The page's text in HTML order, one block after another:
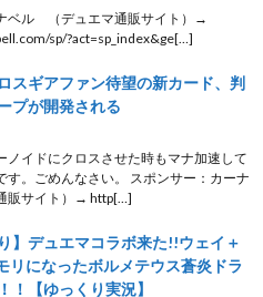
ベル （デュエマ通販サイト）→
sp/?act=sp_index&ge[…]
スギアファン待望の新カード、判
プが開発される
イドにクロスさせた時もマナ加速して
す。ごめんなさい。 スポンサー：カーナ
販サイト）→ http[…]
】デュエマコラボ来た!!ウェイ＋
リになったボルメテウス蒼炎ドラ
！【ゆっくり実況】